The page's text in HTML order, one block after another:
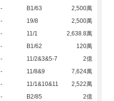
- B1/63
2,500萬
- 19/8
2,500萬
- 11/1
2,638.8萬
- B1/62
120萬
- 11/2&3&5-7
2億
- 11/8&9
7,624萬
- 11/1&10&11
2,522萬
- B2/85
2億